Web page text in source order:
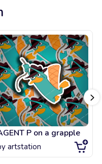
P on a grapple
artstation